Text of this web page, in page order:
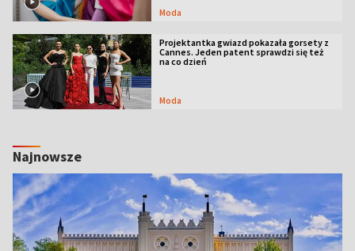
Moda
Projektantka gwiazd pokazała gorsety z
Cannes. Jeden patent sprawdzi się też
na co dzień
Moda
Najnowsze